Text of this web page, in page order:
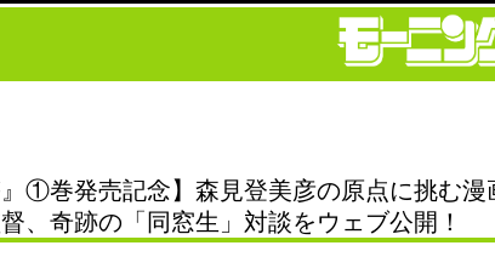
』①巻発売記念】森見登美彦の原点に挑む
、奇跡の「同窓生」対談をウェブ公開！